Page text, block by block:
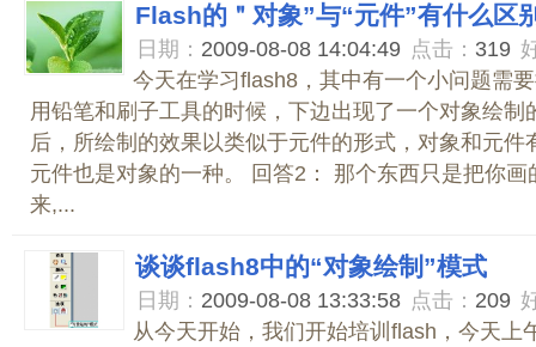
Flash的＂对象”与“元件”有什么区
日期： 2009-08-08 14:04:49 点击： 319
今天在学习flash8，其中有一个小问题需
用铅笔和刷子工具的时候，下边出现了一个对象绘制
后，所绘制的效果以类似于元件的形式，对象和元件
元件也是对象的一种。 回答2： 那个东西只是把你
来,...
谈谈flash8中的“对象绘制”模式
日期： 2009-08-08 13:33:58 点击： 209
从今天开始，我们开始培训flash，今天上